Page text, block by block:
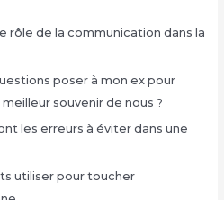
rôle de la communication dans la
poser à mon ex pour
souvenir de nous ?
les erreurs à éviter dans une
utiliser pour toucher